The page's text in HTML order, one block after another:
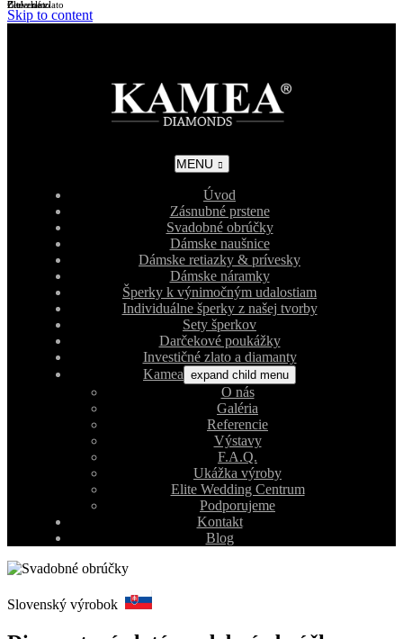
Skip to content
MENU
Úvod
Zásnubné prstene
Svadobné obrúčky
Dámske naušnice
Dámske retiazky & prívesky
Dámske náramky
Šperky k výnimočným udalostiam
Individuálne šperky z našej tvorby
Sety šperkov
Darčekové poukážky
Investičné zlato a diamanty
Kamea expand child menu
O nás
Galéria
Referencie
Výstavy
F.A.Q.
Ukážka výroby
Elite Wedding Centrum
Podporujeme
Kontakt
Blog
Slovenský výrobok
Biele zlato
Žlté zlato
Červené zlato